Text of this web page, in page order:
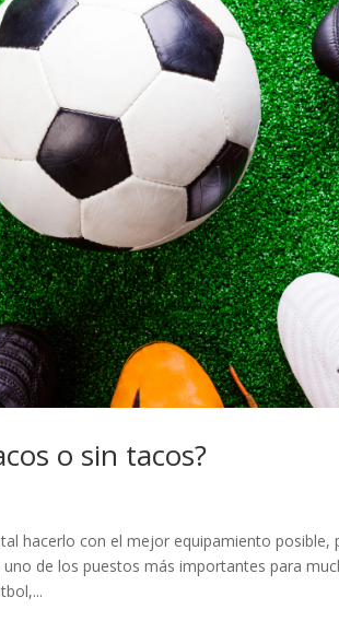
o sin tacos?
hacerlo con el mejor equipamiento posible,
de los puestos más importantes para